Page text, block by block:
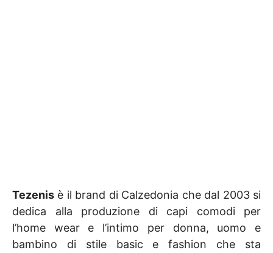
Tezenis è il brand di Calzedonia che dal 2003 si
dedica alla produzione di capi comodi per
l’home wear e l’intimo per donna, uomo e
bambino di stile basic e fashion che sta